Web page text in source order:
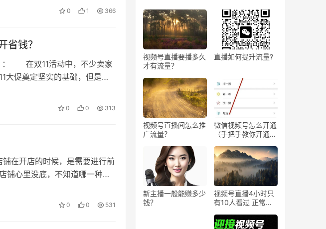
提，可将拼团的客户引导到
成功推广后给予一定佣金奖
间服务，不拥有所有权，不承担
举报，一经查实，本站将立
0 1 366
省钱？
： 在双11活动中，不少卖家
大促奠定坚实的基础，但是也
0 0 313
在开店的时候，是需要进行前
铺心里没底，不知道哪一种风
0 0 531
视频号直播要播多久
才有流量？
直播如何提升流量?
视频号直播间怎么推
广流量？
微信视频号怎么开通
（手把手教你开通微
新主播一般能赚多少
钱？
视频号直播4小时只
有10人看过 正常